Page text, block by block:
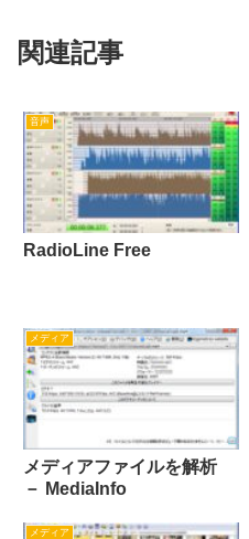
関連記事
音声
RadioLine Free
メディア
メディアファイルを解析
－ MediaInfo
メディア